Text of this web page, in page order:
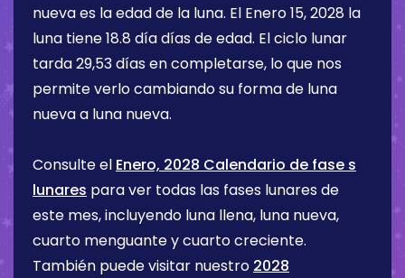
nueva es la edad de la luna. El Enero 15, 2028 la
luna tiene18.8 díadías de edad. El ciclo lunar
tarda 29,53 días en completarse, lo que nos
permite verlo cambiando su forma de luna
nueva a luna nueva.
Consulte el Enero, 2028 Calendario de fase s
lunares para ver todas las fases lunares de
este mes, incluyendo luna llena, luna nueva,
cuarto menguante y cuarto creciente.
También puede visitar nuestro 2028